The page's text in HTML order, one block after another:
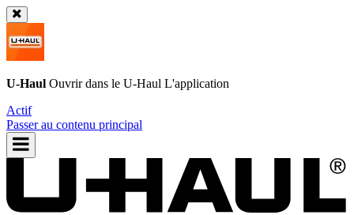
U-Haul Ouvrir dans le U-Haul L'application
Actif
Passer au contenu principal